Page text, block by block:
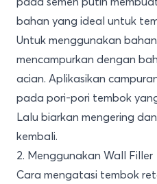
bahan yang ideal untuk
Untuk menggunakan
mencampurkan dengan
acian. Aplikasikan
pada pori-pori tembok
Lalu biarkan mengering
kembali.
2. Menggunakan Wall Filler
Cara mengatasi tembok